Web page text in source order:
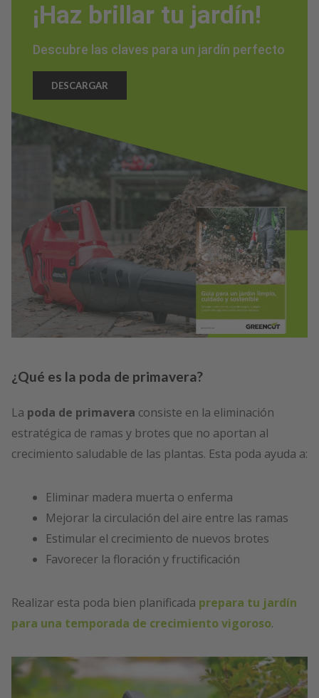
¡Haz brillar tu jardín!
Descubre las claves para un jardín perfecto
DESCARGAR
¿Qué es la poda de primavera?
La poda de primavera consiste en la eliminación
estratégica de ramas y brotes que no aportan al
crecimiento saludable de las plantas. Esta poda ayuda a:
Eliminar madera muerta o enferma
Mejorar la circulación del aire entre las ramas
Estimular el crecimiento de nuevos brotes
Favorecer la floración y fructificación
Realizar esta poda bien planificada prepara tu jardín
para una temporada de crecimiento vigoroso.